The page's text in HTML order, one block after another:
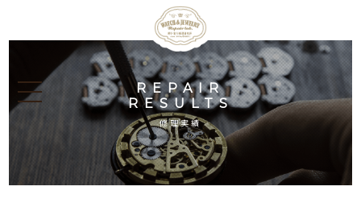
REPAIR
RESULTS
修理実績